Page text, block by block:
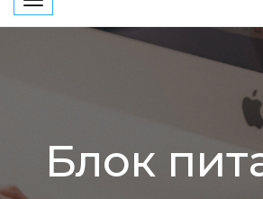
Toggle navigation
Блок